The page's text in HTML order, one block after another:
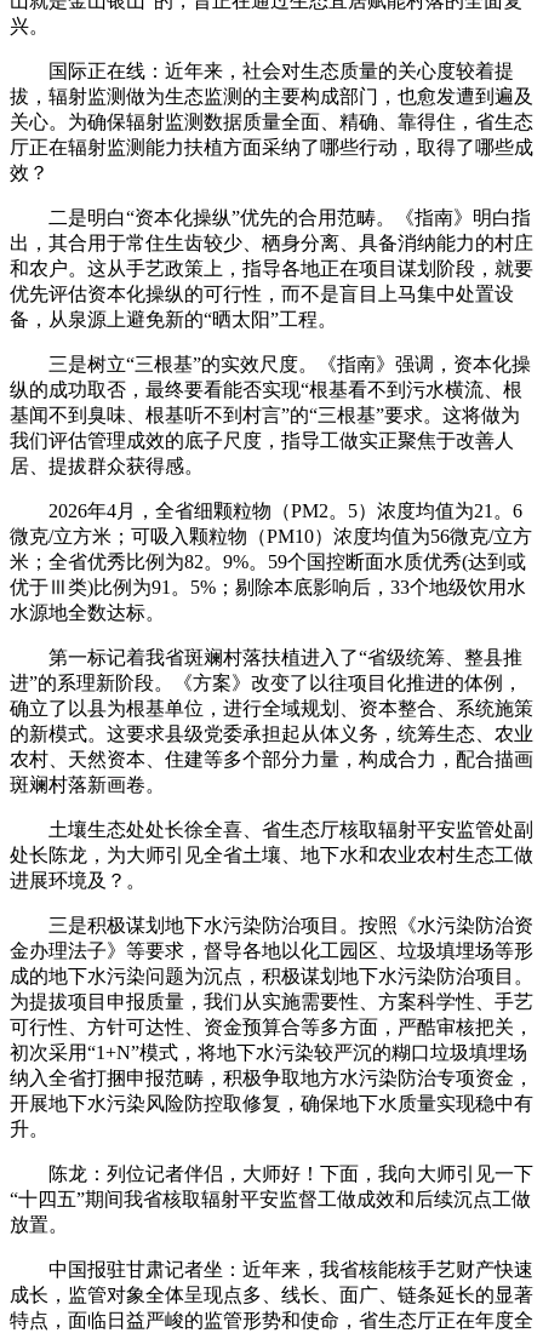
兴。
国际正在线：近年来，社会对生态质量的关心度较着提
拔，辐射监测做为生态监测的主要构成部门，也愈发遭到遍及
关心。为确保辐射监测数据质量全面、精确、靠得住，省生态
厅正在辐射监测能力扶植方面采纳了哪些行动，取得了哪些成
效？
二是明白“资本化操纵”优先的合用范畴。《指南》明白指
出，其合用于常住生齿较少、栖身分离、具备消纳能力的村庄
和农户。这从手艺政策上，指导各地正在项目谋划阶段，就要
优先评估资本化操纵的可行性，而不是盲目上马集中处置设
备，从泉源上避免新的“晒太阳”工程。
三是树立“三根基”的实效尺度。《指南》强调，资本化操
纵的成功取否，最终要看能否实现“根基看不到污水横流、根
基闻不到臭味、根基听不到村言”的“三根基”要求。这将做为
我们评估管理成效的底子尺度，指导工做实正聚焦于改善人
居、提拔群众获得感。
2026年4月，全省细颗粒物（PM2。5）浓度均值为21。6
微克/立方米；可吸入颗粒物（PM10）浓度均值为56微克/立方
米；全省优秀比例为82。9%。59个国控断面水质优秀(达到或
优于Ⅲ类)比例为91。5%；剔除本底影响后，33个地级饮用水
水源地全数达标。
第一标记着我省斑斓村落扶植进入了“省级统筹、整县推
进”的系理新阶段。《方案》改变了以往项目化推进的体例，
确立了以县为根基单位，进行全域规划、资本整合、系统施策
的新模式。这要求县级党委承担起从体义务，统筹生态、农业
农村、天然资本、住建等多个部分力量，构成合力，配合描画
斑斓村落新画卷。
土壤生态处处长徐全喜、省生态厅核取辐射平安监管处副
处长陈龙，为大师引见全省土壤、地下水和农业农村生态工做
进展环境及？。
三是积极谋划地下水污染防治项目。按照《水污染防治资
金办理法子》等要求，督导各地以化工园区、垃圾填埋场等形
成的地下水污染问题为沉点，积极谋划地下水污染防治项目。
为提拔项目申报质量，我们从实施需要性、方案科学性、手艺
可行性、方针可达性、资金预算合等多方面，严酷审核把关，
初次采用“1+N”模式，将地下水污染较严沉的糊口垃圾填埋场
纳入全省打捆申报范畴，积极争取地方水污染防治专项资金，
开展地下水污染风险防控取修复，确保地下水质量实现稳中有
升。
陈龙：列位记者伴侣，大师好！下面，我向大师引见一下
“十四五”期间我省核取辐射平安监督工做成效和后续沉点工做
放置。
中国报驻甘肃记者坐：近年来，我省核能核手艺财产快速
成长，监管对象全体呈现点多、线长、面广、链条延长的显著
特点，面临日益严峻的监管形势和使命，省生态厅正在年度全